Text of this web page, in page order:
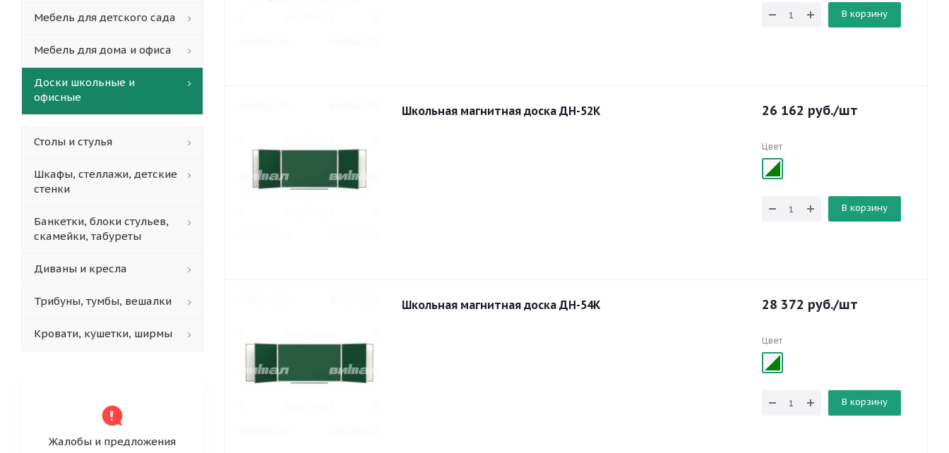
В корзину
Школьная магнитная доска ДН-52К 26 162 руб./шт
Цвет
В корзину
Школьная магнитная доска ДН-54К 28 372 руб./шт
Цвет
В корзину
Мебель для детского сада
Мебель для дома и офиса
Доски школьные и
офисные
Столы и стулья
Шкафы, стеллажи, детские
стенки
Банкетки, блоки стульев,
скамейки, табуреты
Диваны и кресла
Трибуны, тумбы, вешалки
Кровати, кушетки, ширмы
Жалобы и предложения